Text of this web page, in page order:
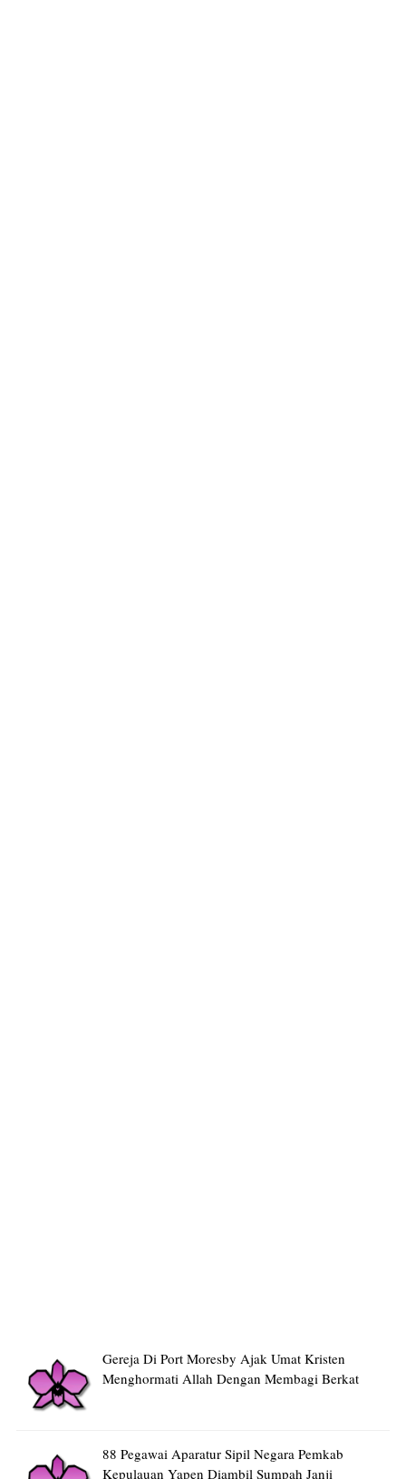
Gereja Di Port Moresby Ajak Umat Kristen
Menghormati Allah Dengan Membagi Berkat
88 Pegawai Aparatur Sipil Negara Pemkab
Kepulauan Yapen Diambil Sumpah Janji